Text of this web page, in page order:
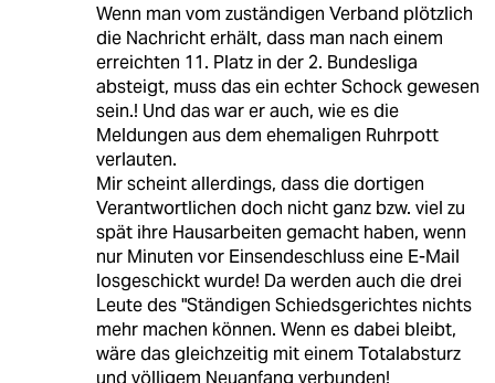
Wenn man vom zuständigen Verband plötzlich
die Nachricht erhält, dass man nach einem
erreichten 11. Platz in der 2. Bundesliga
absteigt, muss das ein echter Schock gewesen
sein.! Und das war er auch, wie es die
Meldungen aus dem ehemaligen Ruhrpott
verlauten.
Mir scheint allerdings, dass die dortigen
Verantwortlichen doch nicht ganz bzw. viel zu
spät ihre Hausarbeiten gemacht haben, wenn
nur Minuten vor Einsendeschluss eine E-Mail
losgeschickt wurde! Da werden auch die drei
Leute des "Ständigen Schiedsgerichtes nichts
mehr machen können. Wenn es dabei bleibt,
wäre das gleichzeitig mit einem Totalabsturz
und völligem Neuanfang verbunden!